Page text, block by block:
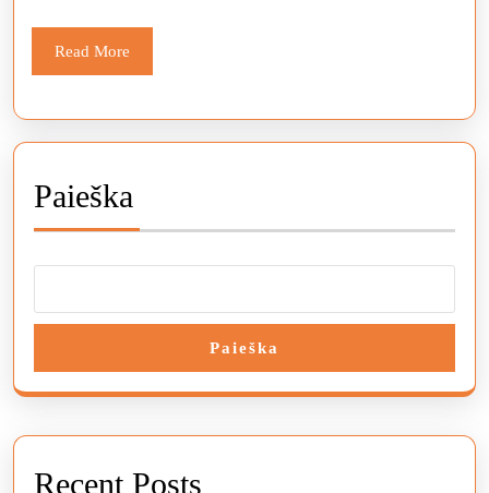
Read More
More
Paieška
Paieška
Recent Posts